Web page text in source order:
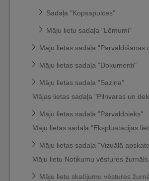
Sadaļa "Kopsapulces"
Māju lietu sadaļa "Lēmumi"
Māju lietas sadaļa "Pārvaldīšanas
Māju lietas sadaļa "Dokumenti"
Māju lietas sadaļa "Saziņa"
Mājas lietas sadaļa "Pilnvaras un
Māju lietas sadaļa "Pārvaldnieks"
Māju lietas sadaļa "Ekspluatācijas
Māju lietas sadaļa "Vizuālā
Māju lietu Notikumu vēstures žurnāls
Māju lietu skatījumu vēstures